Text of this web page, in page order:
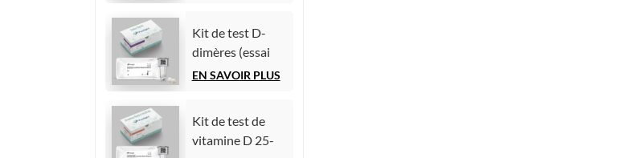
(Immunoessai
par
chimiluminescence
Kit de test D-
dimères (essai
immunologique
homogène)
EN SAVOIR PLUS
Kit de test de
vitamine D 25-